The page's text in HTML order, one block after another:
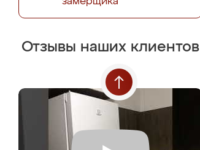
Отзывы наших клиентов